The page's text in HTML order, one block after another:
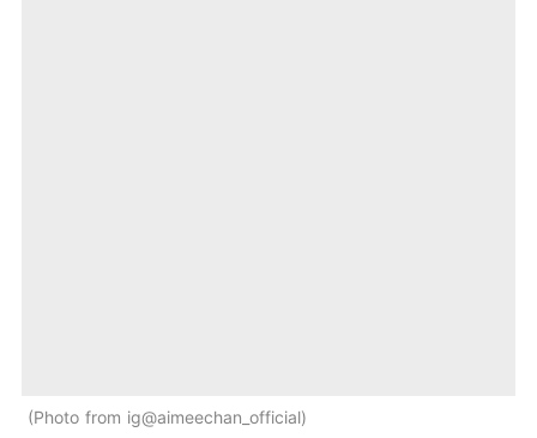
Photo from ig@aimeechan_official